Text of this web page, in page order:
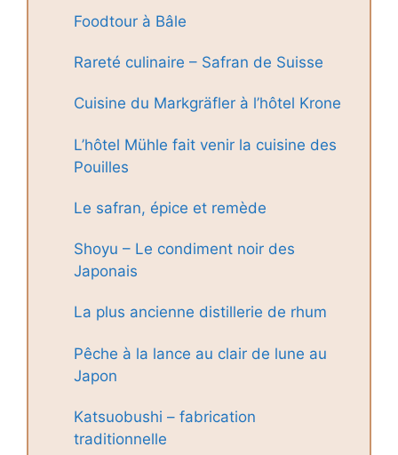
Foodtour à Bâle
Rareté culinaire – Safran de Suisse
Cuisine du Markgräfler à l’hôtel Krone
L’hôtel Mühle fait venir la cuisine des
Pouilles
Le safran, épice et remède
Shoyu – Le condiment noir des
Japonais
La plus ancienne distillerie de rhum
Pêche à la lance au clair de lune au
Japon
Katsuobushi – fabrication
traditionnelle